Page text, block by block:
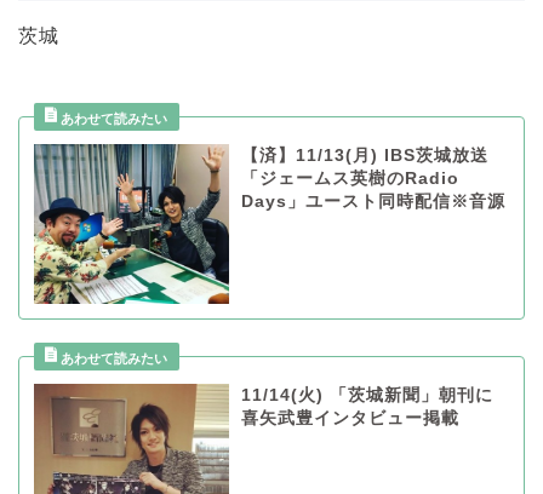
茨城
【済】11/13(月) IBS茨城放送
「ジェームス英樹のRadio
Days」ユースト同時配信※音源
11/14(火) 「茨城新聞」朝刊に
喜矢武豊インタビュー掲載